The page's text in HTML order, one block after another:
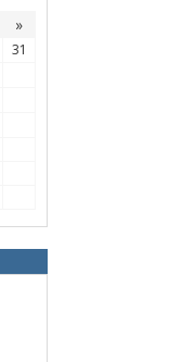
»
31